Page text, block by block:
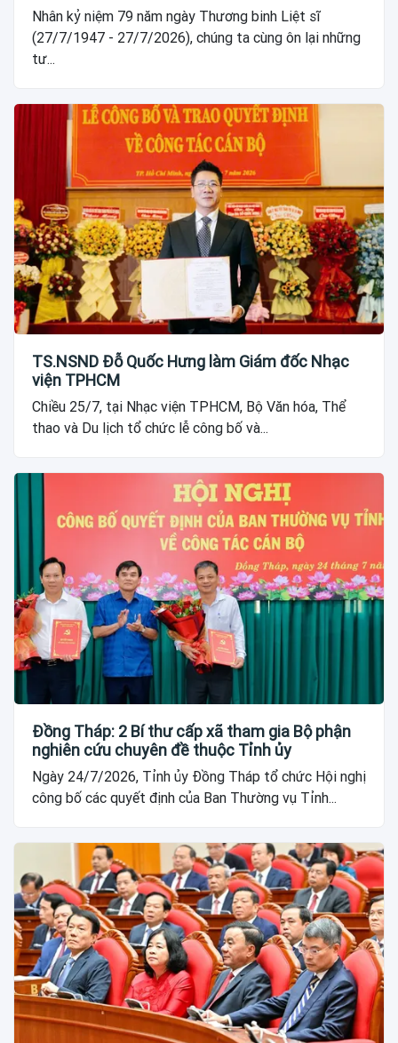
Nhân kỷ niệm 79 năm ngày Thương binh Liệt sĩ
(27/7/1947 - 27/7/2026), chúng ta cùng ôn lại những
tư...
TS.NSND Đỗ Quốc Hưng làm Giám đốc Nhạc
viện TPHCM
Chiều 25/7, tại Nhạc viện TPHCM, Bộ Văn hóa, Thể
thao và Du lịch tổ chức lễ công bố và...
Đồng Tháp: 2 Bí thư cấp xã tham gia Bộ phận
nghiên cứu chuyên đề thuộc Tỉnh ủy
Ngày 24/7/2026, Tỉnh ủy Đồng Tháp tổ chức Hội nghị
công bố các quyết định của Ban Thường vụ Tỉnh...